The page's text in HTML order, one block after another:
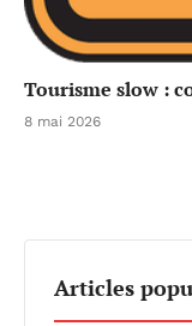
Tourisme slow :
8 mai 2026
Articles